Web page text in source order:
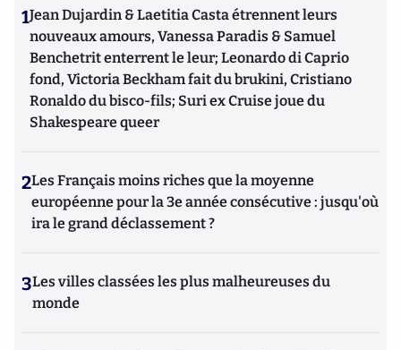
1Jean Dujardin & Laetitia Casta étrennent leurs
nouveaux amours, Vanessa Paradis & Samuel
Benchetrit enterrent le leur; Leonardo di Caprio
fond, Victoria Beckham fait du brukini, Cristiano
Ronaldo du bisco-fils; Suri ex Cruise joue du
Shakespeare queer
2Les Français moins riches que la moyenne
européenne pour la 3e année consécutive : jusqu'où
ira le grand déclassement ?
3Les villes classées les plus malheureuses du
monde